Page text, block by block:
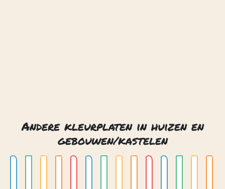
Andere kleurplaten in huizen en
gebouwen/kastelen